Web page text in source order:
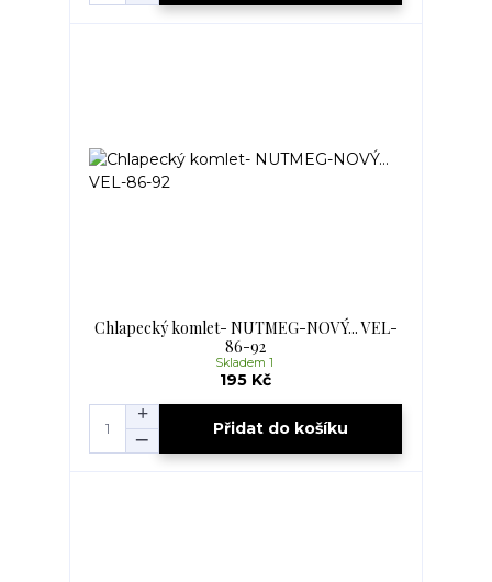
Chlapecký komlet- NUTMEG-NOVÝ... VEL-
86-92
195 Kč
Skladem 1
Přidat do košíku